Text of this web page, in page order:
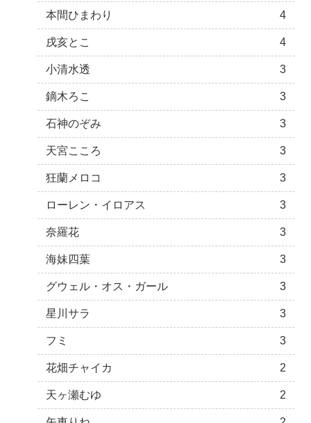
本間ひまわり 4
戌亥とこ 4
小清水透 3
鏑木ろこ 3
石神のぞみ 3
天宮こころ 3
狂蘭メロコ 3
ローレン・イロアス 3
奈羅花 3
海妹四葉 3
グウェル・オス・ガール 3
星川サラ 3
フミ 3
花畑チャイカ 2
天ヶ瀬むゆ 2